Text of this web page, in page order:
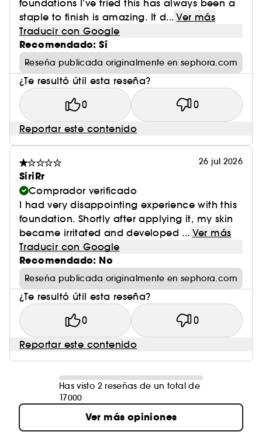
a la realidad con un acabado suave y mate que
es simplemente perfecto ¿El resultado? Una
fórmula cómoda y de larga duración que
permite que la piel luzca natural.
foundations I’ve tried this has always been a
staple to finish is amazing. It d... Ver más
Traducir con Google
Recomendado: Sí
Reseña publicada originalmente en sephora.com
¿Te resultó útil esta reseña?
0 0
Reportar este contenido
26 jul 2026
SiriRr
Comprador verificado
I had very disappointing experience with this
foundation. Shortly after applying it, my skin
became irritated and developed ... Ver más
Traducir con Google
Recomendado: No
Reseña publicada originalmente en sephora.com
¿Te resultó útil esta reseña?
0 0
Reportar este contenido
Has visto 2 reseñas de un total de
17000
Ver más opiniones